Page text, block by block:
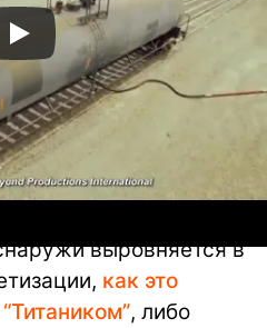
может не
выровняется в
как это
, либо